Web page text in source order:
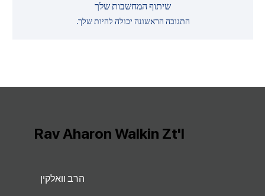
שיתוף המחשבות שלך
התגובה הראשונה יכולה להיות שלך.
הרב וואלקין
Rav Aharon Walkin Zt'l